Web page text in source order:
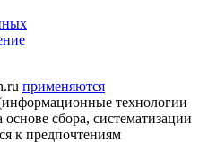
применяются
технологии
сбора, систематизации
к предпочтениям